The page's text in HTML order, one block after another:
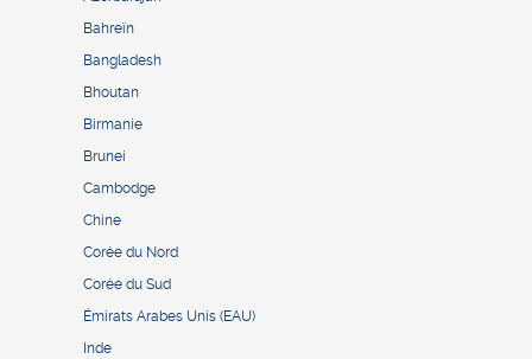
Bahreïn
Bangladesh
Bhoutan
Birmanie
Brunei
Cambodge
Chine
Corée du Nord
Corée du Sud
Émirats Arabes Unis (EAU)
Inde